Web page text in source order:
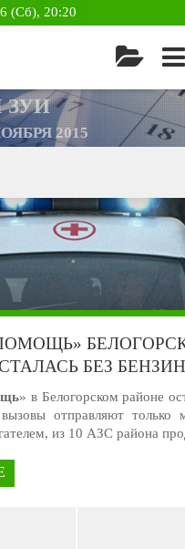
(Сб), 20:20
ЗУИ
2015
БЕЗ
» в Белогорском районе
отправляют только
из 10 АЗС района